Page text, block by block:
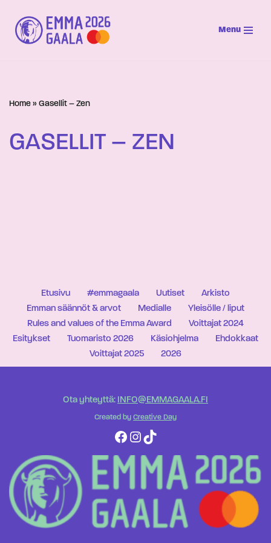
Siirry
suoraan
Menu
Home » Gasellit – Zen
GASELLIT – ZEN
Etusivu #emmagaala Uutiset
Arkisto
Emman säännöt & arvot
Medialle
Yleisölle / liput
Rules and values of the Emma Award
Voittajat 2024
Esitykset
Tuomaristo 2026 Käsiohjelma
Ehdokkaat
Voittajat 2025
2026
Ota yhteyttä: INFO@EMMAGAALA.FI
Created by Creative Day